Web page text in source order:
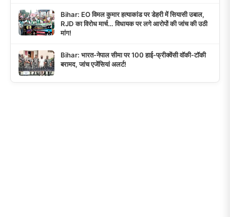
Bihar: EO विमल कुमार हत्याकांड पर डेहरी में सियासी उबाल,
RJD का विरोध मार्च… विधायक पर लगे आरोपों की जांच की उठी
मांग!
Bihar: भारत-नेपाल सीमा पर 100 हाई-फ्रीक्वेंसी वॉकी-टॉकी
बरामद, जांच एजेंसियां अलर्ट!